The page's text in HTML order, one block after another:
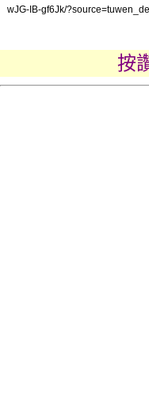
wJG-IB-gf6Jk/
按